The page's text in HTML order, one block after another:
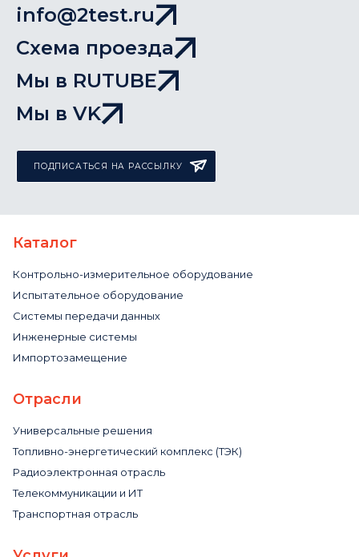
info@2test.ru
Схема проезда
Мы в RUTUBE
Мы в VK
ПОДПИСАТЬСЯ НА РАССЫЛКУ
Каталог
Контрольно-измерительное оборудование
Испытательное оборудование
Системы передачи данных
Инженерные системы
Импортозамещение
Отрасли
Универсальные решения
Топливно-энергетический комплекс (ТЭК)
Радиоэлектронная отрасль
Телекоммуникации и ИТ
Транспортная отрасль